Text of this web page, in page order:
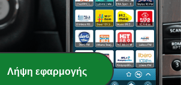
Λήψη εφαρμογής